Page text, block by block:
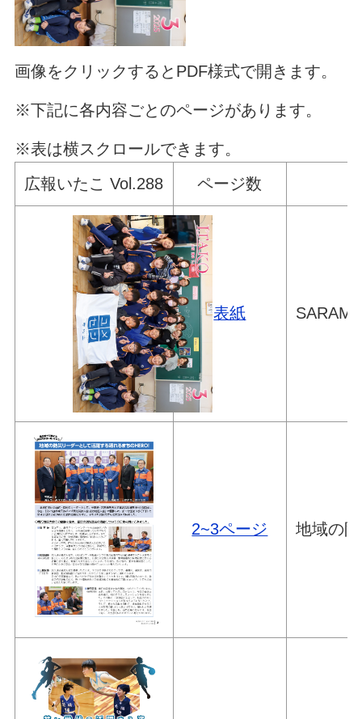
画像をクリックするとPDF様式で開きます。
※下記に各内容ごとのページがあります。
※表は横スクロールできます。
広報いたこ Vol.288
ページ数
表紙
2~3ページ 地域の